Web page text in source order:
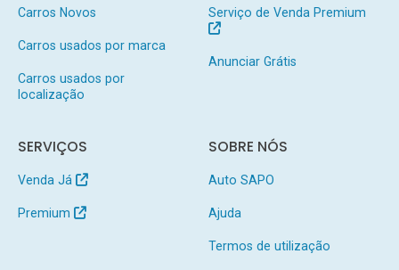
Carros Novos
Carros usados por marca
Carros usados por
localização
Serviço de Venda Premium
Anunciar Grátis
SERVIÇOS
Venda Já
Premium
SOBRE NÓS
Auto SAPO
Ajuda
Termos de utilização